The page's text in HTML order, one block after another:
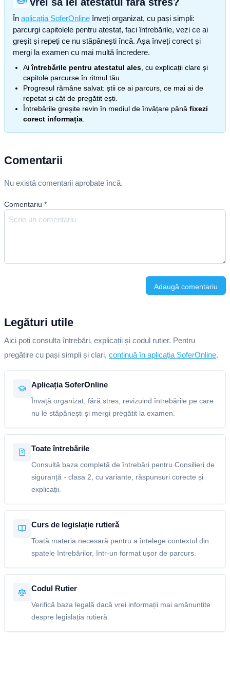
În aplicația SoferOnline înveți organizat, cu pași simpli:
parcurgi capitolele pentru atestat, faci întrebările, vezi ce ai
greșit și repeți ce nu stăpânești încă. Așa înveți corect și
mergi la examen cu mai multă încredere.
Aiîntrebările pentru atestatul ales , cu explicații clare și
capitole parcurse în ritmul tău.
Progresul rămâne salvat: știi ce ai parcurs, ce mai ai de
repetat și cât de pregătit ești.
Întrebările greșite revin în mediul de învățare până fixezi
corect informația
Comentarii
Nu există comentarii aprobate încă.
Comentariu *
Adaugă comentariu
Legături utile
Aici poți consulta întrebări, explicații și codul rutier. Pentru
pregătire cu pași simpli și clari, continuă în aplicația SoferOnline.
Aplicația SoferOnline
Învață organizat, fără stres, revizuind întrebările pe care
nu le stăpânești și mergi pregătit la examen.
Toate întrebările
Consultă baza completă de întrebări pentru Consilieri de
siguranță - clasa 2, cu variante, răspunsuri corecte și
explicații.
Curs de legislație rutieră
Toată materia necesară pentru a înțelege contextul din
spatele întrebărilor, într-un format ușor de parcurs.
Codul Rutier
Verifică baza legală dacă vrei informații mai amănunțite
despre legislația rutieră.